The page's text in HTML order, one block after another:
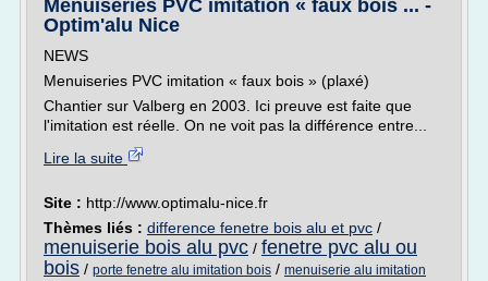
Menuiseries PVC imitation « faux bois ... -
Optim'alu Nice
NEWS
Menuiseries PVC imitation « faux bois » (plaxé)
Chantier sur Valberg en 2003. Ici preuve est faite que
l'imitation est réelle. On ne voit pas la différence entre...
Lire la suite
Site : http://www.optimalu-nice.fr
Thèmes liés : difference fenetre bois alu et pvc /
menuiserie bois alu pvc / fenetre pvc alu ou
bois / porte fenetre alu imitation bois / menuiserie alu imitation